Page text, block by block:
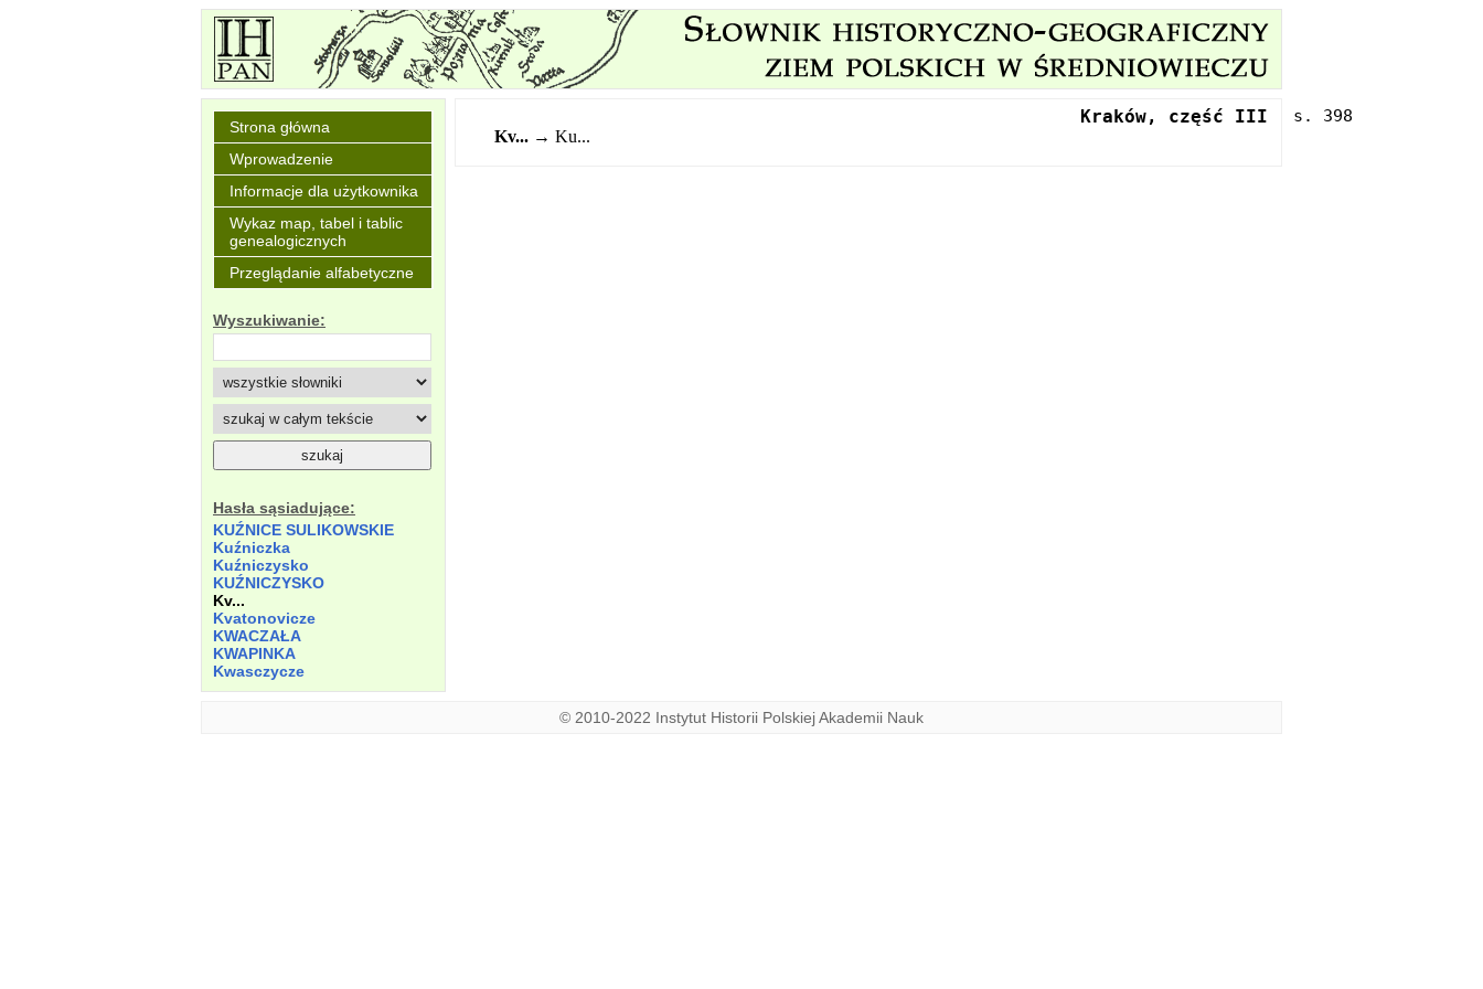
Strona główna
Wprowadzenie
Informacje dla użytkownika
Wykaz map, tabel i tablic
genealogicznych
Przeglądanie alfabetyczne
Wyszukiwanie:
Hasła sąsiadujące:
KUŹNICE SULIKOWSKIE
Kuźniczka
Kuźniczysko
KUŹNICZYSKO
Kv...
Kvatonovicze
KWACZAŁA
KWAPINKA
Kwasczycze
Kraków, część III
Kv... → Ku...
© 2010-2022 Instytut Historii Polskiej Akademii Nauk